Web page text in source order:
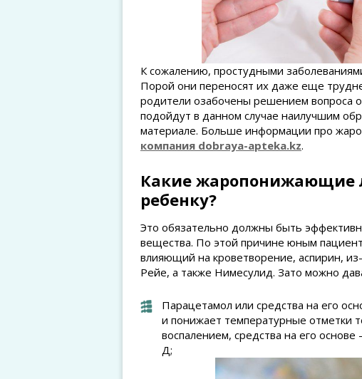
К сожалению, простудными
Порой они переносят их даже еще
родители озабочены решением вопроса
подойдут в данном случае наилучшим
материале. Больше информации про
компания dobraya-apteka.kz.
Какие жаропонижающие
ребенку?
Это обязательно должны быть
вещества. По этой причине юным
влияющий на кроветворение, аспирин,
Рейе, а также Нимесулид. Зато можно
Парацетамол или средства на его
и понижает температурные отметки
воспалением, средства на его
Д;